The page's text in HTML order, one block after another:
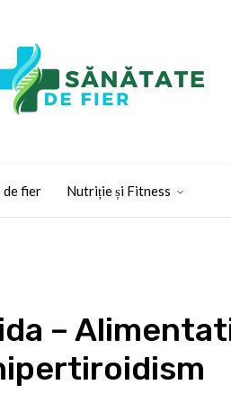
de fier Nutriție și Fitness
–